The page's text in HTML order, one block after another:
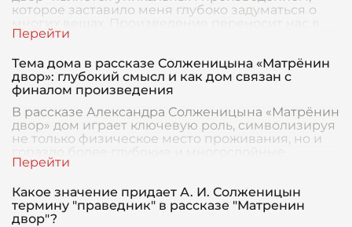
которое заставило меня глубоко задуматься о
многих вещах. Произведение переносит нас в
мир послево
Тема дома в рассказе Солженицына «Матрёнин
двор»: глубокий смысл и как дом связан с
финалом произведения
В рассказе Александра Солженицына «Матрёнин
двор» дом играет ключевую роль, символизируя
не только физическое место проживания, но и
гораздо более глубокие и многослойные
аспекты ч
Какое значение придает А. И. Солженицын
термину "праведник" в рассказе "Матренин
двор"?